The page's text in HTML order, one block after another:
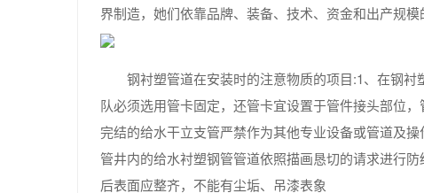
界制造，她们依靠品牌、装备、技术、资金和出产规
钢衬塑管道在安装时的注意物质的项目:1、在钢
队必须选用管卡固定，还管卡宜设置于管件接头部位
完结的给水干立支管严禁作为其他专业设备或管道及
管井内的给水衬塑钢管管道依照描画恳切的请求进行
后表面应整齐，不能有尘垢、吊漆表象